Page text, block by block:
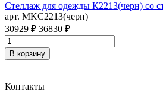
Стеллаж для одежды К2213(черн) со
арт. MKC2213(черн)
30929 ₽ 36830 ₽
В корзину
Контакты